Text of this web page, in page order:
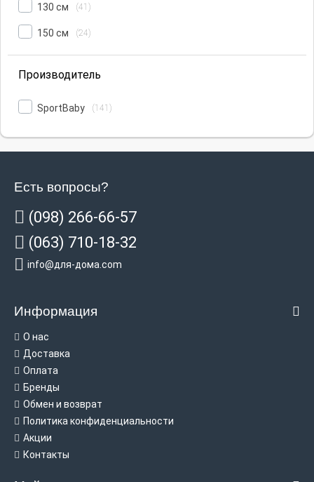
130 см (41)
150 см (24)
Производитель
SportBaby (141)
Есть вопросы?
(098) 266-66-57
(063) 710-18-32
info@для-дома.com
Информация
О нас
Доставка
Оплата
Бренды
Обмен и возврат
Политика конфиденциальности
Акции
Контакты